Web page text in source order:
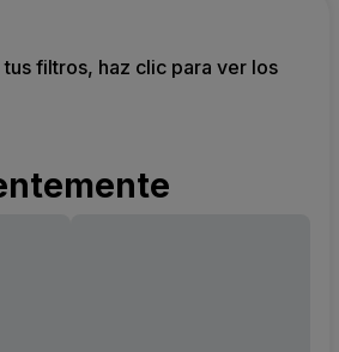
filtros, haz clic para ver los